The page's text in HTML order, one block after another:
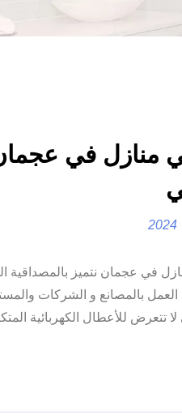
|فني كهربائي كهربائي منازل في عجمان
بالمصانع و الشركات
لا تتعرض للأعطال الكهربائية